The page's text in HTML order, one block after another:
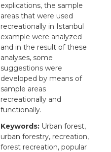
explications, the sample
areas that were used
recreationally in Istanbul
example were analyzed
and in the result of these
analyses, some
suggestions were
developed by means of
sample areas
recreationally and
functionally.
Keywords: Urban forest,
urban forestry, recreation,
forest recreation, popular